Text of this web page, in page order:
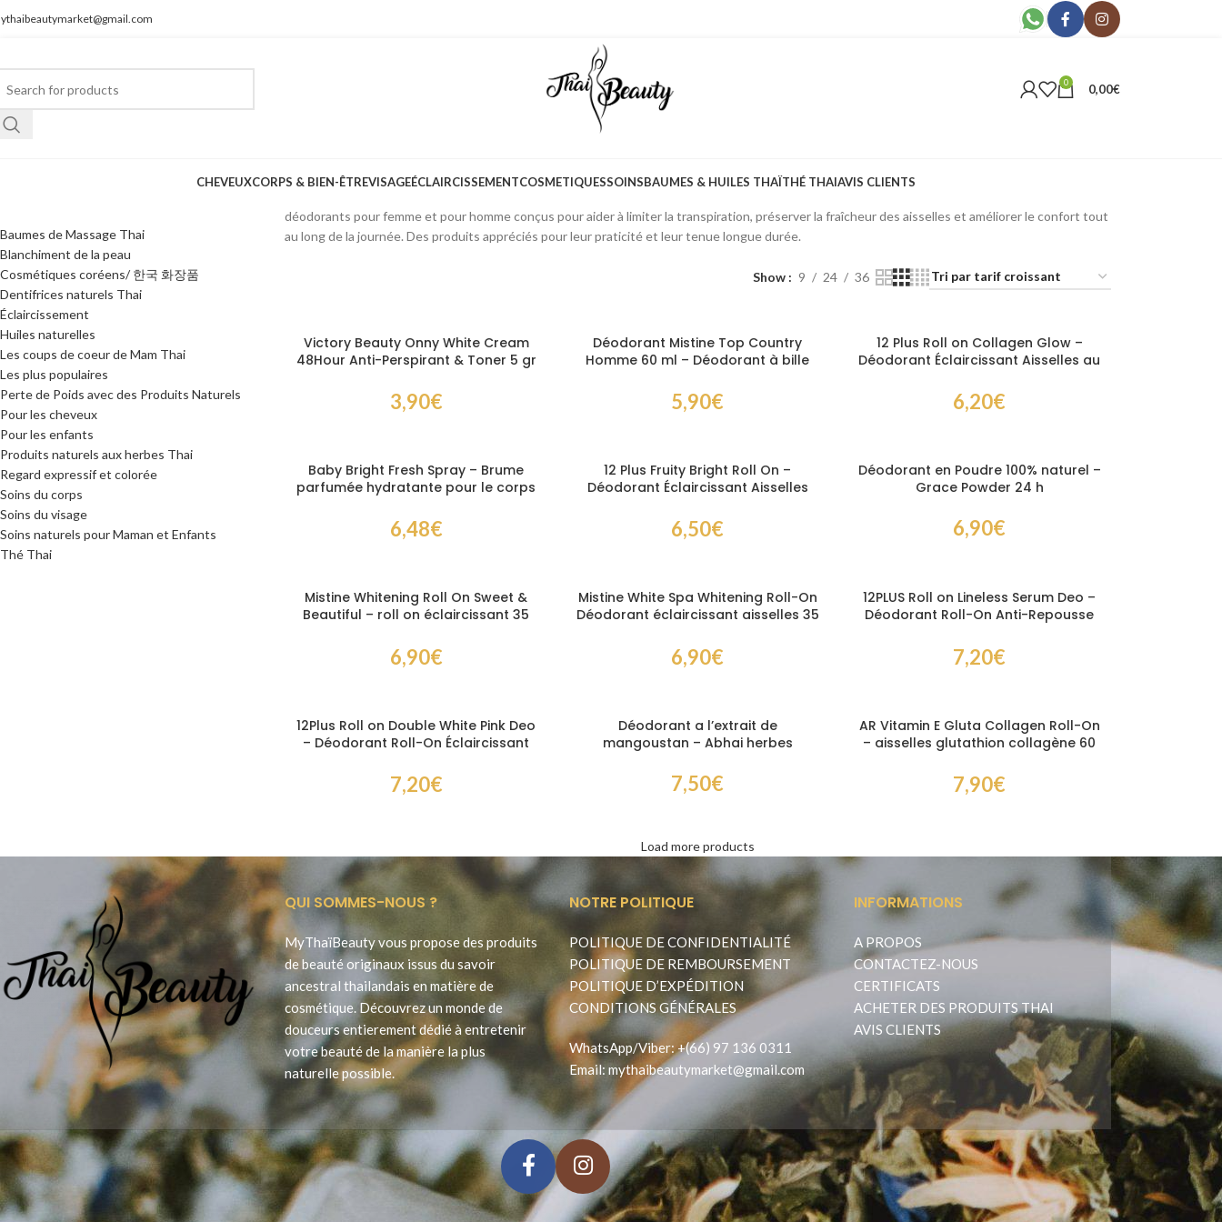
0 0,00€
CHEVEUXCORPS & BIEN-ÊTREVISAGEÉCLAIRCISSEMENTCOSMETIQUESSOINSBAUMES & HUILES THAÏTHÉ THAIAVIS CLIENTS
Baumes de Massage Thai
Blanchiment de la peau
Cosmétiques coréens/ 한국 화장품
Dentifrices naturels Thai
Éclaircissement
Huiles naturelles
Les coups de coeur de Mam Thai
Les plus populaires
Perte de Poids avec des Produits Naturels
Pour les cheveux
Pour les enfants
Produits naturels aux herbes Thai
Regard expressif et colorée
Soins du corps
Soins du visage
Soins naturels pour Maman et Enfants
Thé Thai
déodorants pour femme et pour homme conçus pour aider à limiter la transpiration, préserver la fraîcheur des aisselles et améliorer le confort tout
au long de la journée. Des produits appréciés pour leur praticité et leur tenue longue durée.
Show 9 24 36
Victory Beauty Onny White Cream
48Hour Anti-Perspirant & Toner 5 gr
transpirante pour aisselles
3,90€
Déodorant Mistine Top Country
Homme 60 ml – Déodorant à bille
5,90€
12 Plus Roll on Collagen Glow –
Déodorant Éclaircissant Aisselles au
6,20€
Baby Bright Fresh Spray – Brume
parfumée hydratante pour le corps
6,48€
12 Plus Fruity Bright Roll On –
Déodorant Éclaircissant Aisselles
6,50€
Déodorant en Poudre 100% naturel –
Grace Powder 24 h
6,90€
Mistine Whitening Roll On Sweet &
Beautiful – roll on éclaircissant 35
6,90€
Mistine White Spa Whitening Roll-On
Déodorant éclaircissant aisselles 35
6,90€
12PLUS Roll on Lineless Serum Deo –
Déodorant Roll-On Anti-Repousse
7,20€
12Plus Roll on Double White Pink Deo
– Déodorant Roll-On Éclaircissant
7,20€
Déodorant a l’extrait de
mangoustan – Abhai herbes
7,50€
AR Vitamin E Gluta Collagen Roll-On
– aisselles glutathion collagène 60
7,90€
Load more products
QUI SOMMES-NOUS ?
MyThaïBeauty vous propose des produits
de beauté originaux issus du savoir
ancestral thailandais en matière de
cosmétique. Découvrez un monde de
douceurs entierement dédié à entretenir
votre beauté de la manière la plus
naturelle possible.
NOTRE POLITIQUE
POLITIQUE DE CONFIDENTIALITÉ
POLITIQUE DE REMBOURSEMENT
POLITIQUE D’EXPÉDITION
CONDITIONS GÉNÉRALES
WhatsApp/Viber: +(66) 97 136 0311
Email: mythaibeautymarket@gmail.com
INFORMATIONS
A PROPOS
CONTACTEZ-NOUS
CERTIFICATS
ACHETER DES PRODUITS THAI
AVIS CLIENTS